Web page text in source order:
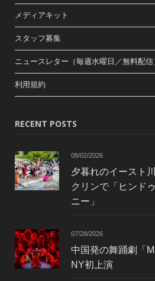
メディアキット
スタッフ募集
ニュースレター（毎週水曜日／無料配信
利用規約
RECENT POSTS
08/02/2026
夕暮れのイースト
クリンで「ヒンド
ニー」
07/28/2026
中国発の舞踊劇「
NY初上演